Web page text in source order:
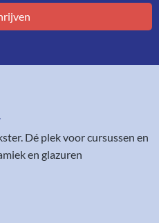
. Dé plek voor cursussen en
en glazuren